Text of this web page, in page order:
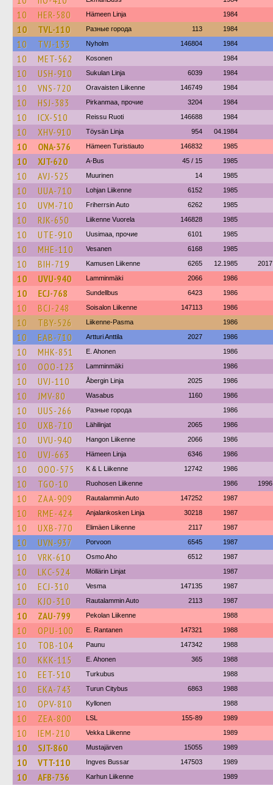
10 HER-580 Hämeen Linja 1984
10 TVL-110 Разные города 113 1984
10 TVJ-133 Nyholm 146804 1984
10 MET-562 Kosonen 1984
10 USH-910 Sukulan Linja 6039 1984
10 VNS-720 Oravaisten Liikenne 146749 1984
10 HSJ-383 Pirkanmaa, прочие 3204 1984
10 ICX-510 Reissu Ruoti 146688 1984
10 XHV-910 Töysän Linja 954 04.1984
10 ONA-376 Hämeen Turistiauto 146832 1985
10 XJT-620 A-Bus 45 / 15 1985
10 AVJ-525 Muurinen 14 1985
10 UUA-710 Lohjan Liikenne 6152 1985
10 UVM-710 Friherrsin Auto 6262 1985
10 RJK-650 Liikenne Vuorela 146828 1985
10 UTE-910 Uusimaa, прочие 6101 1985
10 MHE-110 Vesanen 6168 1985
10 BIH-719 Kamusen Liikenne 6265 12.1985 2017
10 UVU-940 Lamminmäki 2066 1986
10 ECJ-768 Sundellbus 6423 1986
10 BCJ-248 Soisalon Liikenne 147113 1986
10 TBY-526 Liikenne-Pasma 1986
10 EAB-710 Artturi Anttila 2027 1986
10 MHK-851 E. Ahonen 1986
10 OOO-123 Lamminmäki 1986
10 UVJ-110 Åbergin Linja 2025 1986
10 JMV-80 Wasabus 1160 1986
10 UUS-266 Разные города 1986
10 UXB-710 Lähilinjat 2065 1986
10 UVU-940 Hangon Liikenne 2066 1986
10 UVJ-663 Hämeen Linja 6346 1986
10 OOO-575 K & L Liikenne 12742 1986
10 TGO-10 Ruohosen Liikenne 1986 1996
10 ZAA-909 Rautalammin Auto 147252 1987
10 RME-424 Anjalankosken Linja 30218 1987
10 UXB-770 Elimäen Liikenne 2117 1987
10 UVN-937 Porvoon 6545 1987
10 VRK-610 Osmo Aho 6512 1987
10 LKC-524 Möllärin Linjat 1987
10 ECJ-310 Vesma 147135 1987
10 KJO-310 Rautalammin Auto 2113 1987
10 ZAU-799 Pekolan Liikenne 1988
10 OPU-100 E. Rantanen 147321 1988
10 TOB-104 Paunu 147342 1988
10 KKK-115 E. Ahonen 365 1988
10 EET-510 Turkubus 1988
10 EKA-743 Turun Citybus 6863 1988
10 OPV-810 Kyllonen 1988
10 ZEA-800 LSL 155-89 1989
10 IEM-210 Vekka Liikenne 1989
10 SJT-860 Mustajärven 15055 1989
10 VTT-110 Ingves Bussar 147503 1989
10 AFB-736 Karhun Liikenne 1989